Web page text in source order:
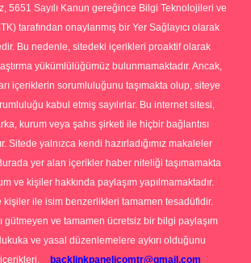
5651 Sayılı Kanun gereğince Bilgi Teknolojileri ve
tarafından onaylanmış bir Yer Sağlayıcı olarak
Bu nedenle, sitedeki içerikleri proaktif olarak
yükümlülüğümüz bulunmamaktadır. Ancak,
içeriklerin sorumluluğunu taşımakta olup, siteye
kabul etmiş sayılırlar. Bu internet sitesi,
kurum veya şahıs şirketi ile hiçbir bağlantısı
Sitede yalnızca kendi hazırladığımız makaleler
yer alan içerikler haber niteliği taşımamakta
ve kişiler hakkında paylaşım yapılmamaktadır.
kişiler ile isim benzerlikleri tamamen tesadüfidir.
gütmeyen ve tamamen ücretsiz bir bilgi paylaşım
ve yasal düzenlemelere aykırı olduğunu
backlinkpanelicomtr@gmail.com